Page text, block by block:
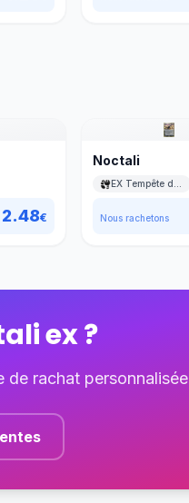
2.48€
Noctali
Nous rachetons
ex?
rachat personnalisée